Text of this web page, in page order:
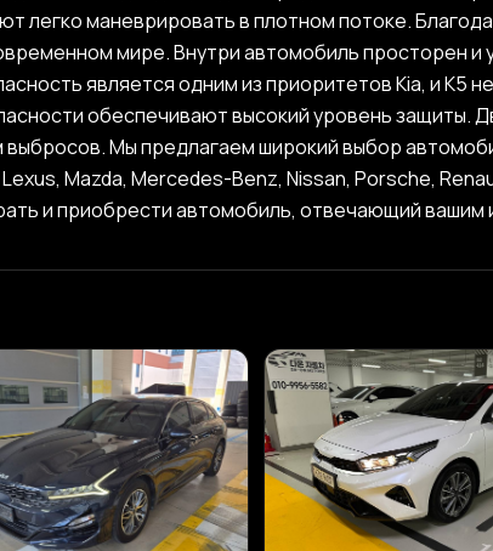
легко маневрировать в плотном потоке.
мире. Внутри автомобиль просторен и
является одним из приоритетов Kia, и K5
обеспечивают высокий уровень защиты.
Мы предлагаем широкий выбор
Lexus, Mazda, Mercedes-Benz, Nissan, Porsche,
и приобрести автомобиль, отвечающий